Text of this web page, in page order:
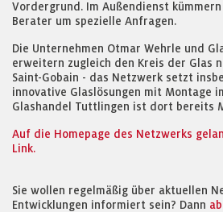
Vordergrund. Im Außendienst
Berater um spezielle Anfragen.
Die Unternehmen Otmar Wehrle und
erweitern zugleich den Kreis der Glas
Saint-Gobain - das Netzwerk setzt
innovative Glaslösungen mit Montage
Glashandel Tuttlingen ist dort bereits
Auf die Homepage des Netzwerks
Link.
Sie wollen regelmäßig über aktuellen
Entwicklungen informiert sein? Dann